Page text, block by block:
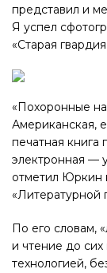
представил и
Я успел
«Старая
«Похоронные
Американская,
печатная книга
электронная —
отметил Юркин
«Литературной
По его словам,
и чтение до
технологией,